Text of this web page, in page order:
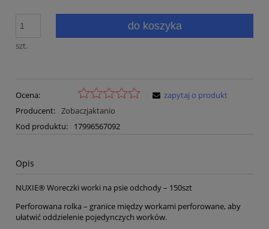
szt.
do koszyka
Ocena:
Producent: Zobaczjaktanio
Kod produktu:
17996567092
zapytaj o produkt
Opis
NUXIE® Woreczki worki na psie odchody – 150szt
Perforowana rolka – granice między workami perforowane, aby
ułatwić oddzielenie pojedynczych worków.